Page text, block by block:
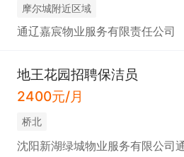
摩尔城附近区域
通辽嘉宸物业服务有限责任公司
地王花园招聘保洁员
2400元/月
桥北
沈阳新湖绿城物业服务有限公司